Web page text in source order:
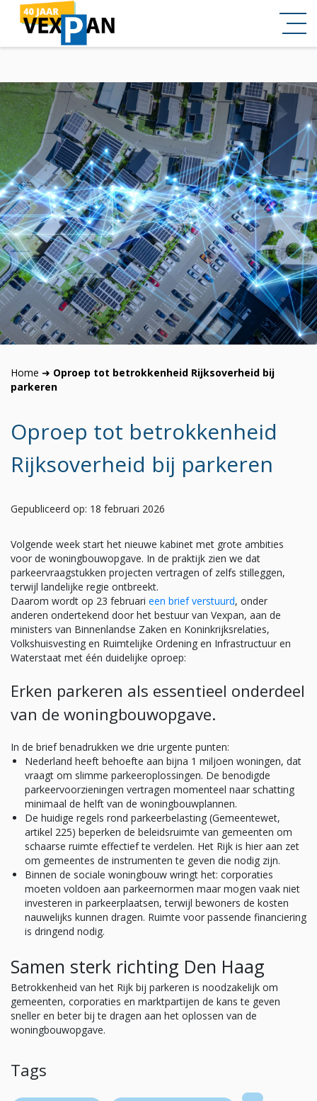
Home ➜ Oproep tot betrokkenheid Rijksoverheid bij
parkeren
Oproep tot betrokkenheid
Rijksoverheid bij parkeren
Gepubliceerd op: 18 februari 2026
Volgende week start het nieuwe kabinet met grote ambities
voor de woningbouwopgave. In de praktijk zien we dat
parkeervraagstukken projecten vertragen of zelfs stilleggen,
terwijl landelijke regie ontbreekt.
Daarom wordt op 23 februari een brief verstuurd, onder
anderen ondertekend door het bestuur van Vexpan, aan de
ministers van Binnenlandse Zaken en Koninkrijksrelaties,
Volkshuisvesting en Ruimtelijke Ordening en Infrastructuur en
Waterstaat met één duidelijke oproep:
Erken parkeren als essentieel onderdeel
van de woningbouwopgave.
In de brief benadrukken we drie urgente punten:
Nederland heeft behoefte aan bijna 1 miljoen woningen, dat
vraagt om slimme parkeeroplossingen. De benodigde
parkeervoorzieningen vertragen momenteel naar schatting
minimaal de helft van de woningbouwplannen.
De huidige regels rond parkeerbelasting (Gemeentewet,
artikel 225) beperken de beleidsruimte van gemeenten om
schaarse ruimte effectief te verdelen. Het Rijk is hier aan zet
om gemeentes de instrumenten te geven die nodig zijn.
Binnen de sociale woningbouw wringt het: corporaties
moeten voldoen aan parkeernormen maar mogen vaak niet
investeren in parkeerplaatsen, terwijl bewoners de kosten
nauwelijks kunnen dragen. Ruimte voor passende financiering
is dringend nodig.
Samen sterk richting Den Haag
Betrokkenheid van het Rijk bij parkeren is noodzakelijk om
gemeenten, corporaties en marktpartijen de kans te geven
sneller en beter bij te dragen aan het oplossen van de
woningbouwopgave.
Tags